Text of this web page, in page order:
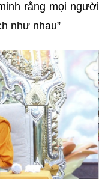
rằng mọi người
như nhau”